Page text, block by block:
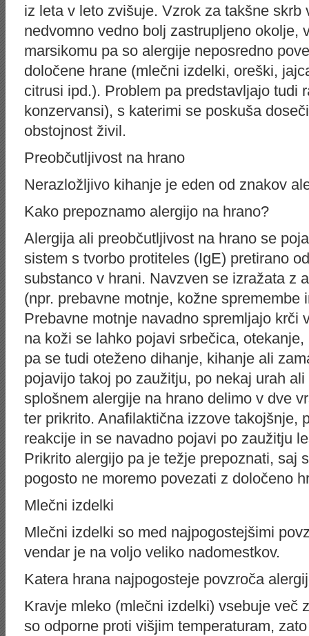
iz leta v leto zvišuje. Vzrok za takšne skrb
nedvomno vedno bolj zastrupljeno okolje,
marsikomu pa so alergije neposredno
določene hrane (mlečni izdelki, oreški,
citrusi ipd.). Problem pa predstavljajo tudi
konzervansi), s katerimi se poskuša
obstojnost živil.
Preobčutljivost na hrano
Nerazložljivo kihanje je eden od znakov
Kako prepoznamo alergijo na hrano?
Alergija ali preobčutljivost na hrano se
sistem s tvorbo protiteles (IgE) pretirano
substanco v hrani. Navzven se izražata z
(npr. prebavne motnje, kožne spremembe
Prebavne motnje navadno spremljajo
na koži se lahko pojavi srbečica,
pa se tudi oteženo dihanje, kihanje ali
pojavijo takoj po zaužitju, po nekaj urah
splošnem alergije na hrano delimo v dve
ter prikrito. Anafilaktična izzove takojšnje,
reakcije in se navadno pojavi po zaužitju
Prikrito alergijo pa je težje prepoznati, saj
pogosto ne moremo povezati z določeno
Mlečni izdelki
Mlečni izdelki so med najpogostejšimi
vendar je na voljo veliko nadomestkov.
Katera hrana najpogosteje povzroča
Kravje mleko (mlečni izdelki) vsebuje
so odporne proti višjim temperaturam,